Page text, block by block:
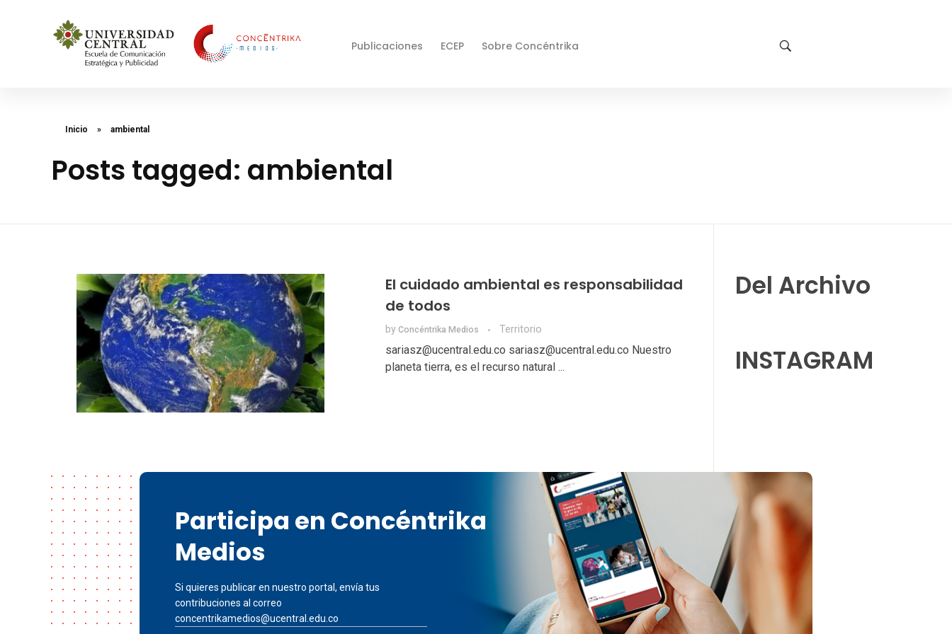
Publicaciones ECEP Sobre Concéntrika
Inicio » ambiental
Posts tagged: ambiental
El cuidado ambiental es responsabilidad
de todos
by Concéntrika Medios Territorio
sariasz@ucentral.edu.co sariasz@ucentral.edu.co Nuestro
planeta tierra, es el recurso natural ...
Del Archivo
INSTAGRAM
Participa en Concéntrika
Medios
Si quieres publicar en nuestro portal, envía tus
contribuciones al correo
concentrikamedios@ucentral.edu.co